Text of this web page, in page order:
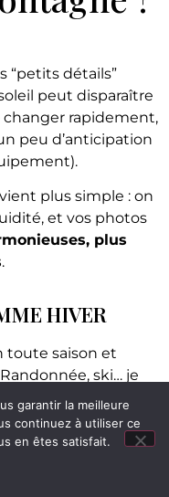
“petits détails”
peut disparaître
rapidement,
peu d’anticipation
plus simple : on
et vos photos
plus
.
HIVER
toute saison et
ski… je
permet de vous
et où le décor a
une marche
garantir la meilleure
continuez à utiliser ce
en êtes satisfait.